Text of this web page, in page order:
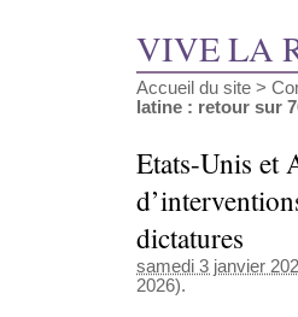
VIVE LA
Accueil du site >
latine : retour sur
Etats-Unis et
dictatures
samedi 3 janvier
2026).